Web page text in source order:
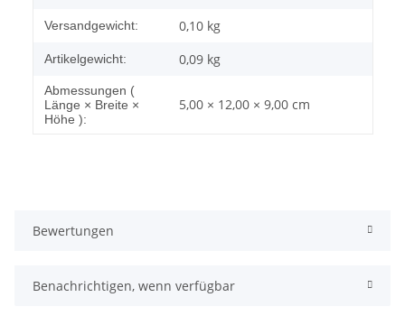
Versandgewicht: 0,10 kg
Artikelgewicht: 0,09 kg
Abmessungen (
Länge × Breite ×
Höhe ):
5,00 × 12,00 × 9,00 cm
Bewertungen
Benachrichtigen, wenn verfügbar